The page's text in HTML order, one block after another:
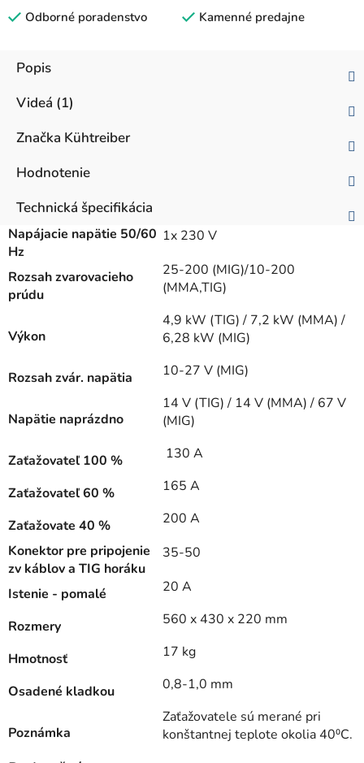
Odborné poradenstvo Kamenné predajne
Popis
Videá (1)
Značka Kühtreiber
Hodnotenie
Technická špecifikácia
Napájacie napätie 50/60
Hz
1x 230 V
Rozsah zvarovacieho
prúdu
25-200 (MIG)/10-200
(MMA,TIG)
Výkon
4,9 kW (TIG) / 7,2 kW (MMA) /
6,28 kW (MIG)
Rozsah zvár. napätia 10-27 V (MIG)
Napätie naprázdno
14 V (TIG) / 14 V (MMA) / 67 V
(MIG)
Zaťažovateľ 100 % 130 A
Zaťažovateľ 60 % 165 A
Zaťažovate 40 %
200 A
Konektor pre pripojenie
zv káblov a TIG horáku
35-50
Istenie - pomalé 20 A
Rozmery 560 x 430 x 220 mm
Hmotnosť 17 kg
Osadené kladkou 0,8-1,0 mm
Poznámka
Zaťažovatele sú merané pri
konštantnej teplote okolia 40⁰C.